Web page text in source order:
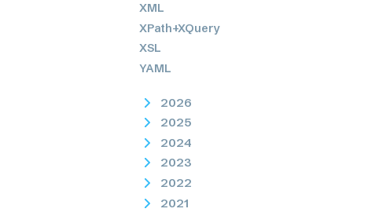
XML
XPath+XQuery
XSL
YAML
2026
2025
2024
2023
2022
2021